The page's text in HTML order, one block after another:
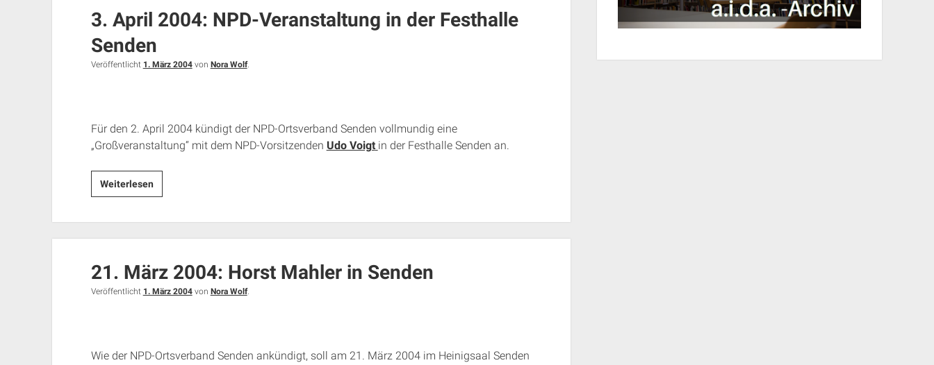
in
Festhalle
Senden
3. April 2004: NPD-Veranstaltung in der Festhalle
Senden
Veröffentlicht 1. März 2004von Nora Wolf.
Für den 2. April 2004 kündigt der NPD-Ortsverband Senden vollmundig eine
„Großveranstaltung“ mit dem NPD-Vorsitzenden Udo Voigt in der Festhalle Senden an.
Weiterlesen3.
April
in
21. März 2004: Horst Mahler in Senden
Veröffentlicht 1. März 2004von Nora Wolf.
Wie der NPD-Ortsverband Senden ankündigt, soll am 21. März 2004 im Heinigsaal Senden